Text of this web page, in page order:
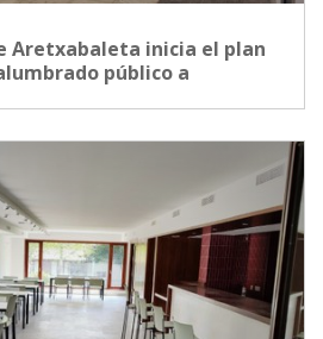
Aretxabaleta inicia el plan
público a